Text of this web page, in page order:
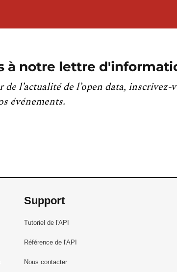
à notre lettre
l’actualité de l’open data, inscrivez-
événements.
Support
Tutoriel de l'API
Référence de l'API
Nous contacter